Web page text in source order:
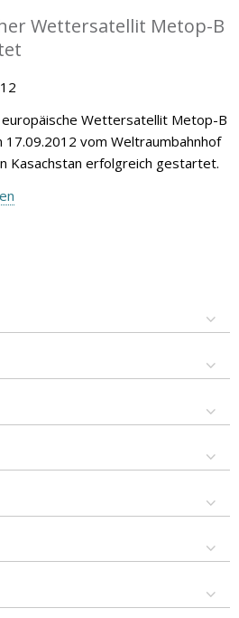
Wettersatellit Metop-B
Wettersatellit Metop-B
17.09.2012 vom Weltraumbahnhof
Kasachstan erfolgreich gestartet.